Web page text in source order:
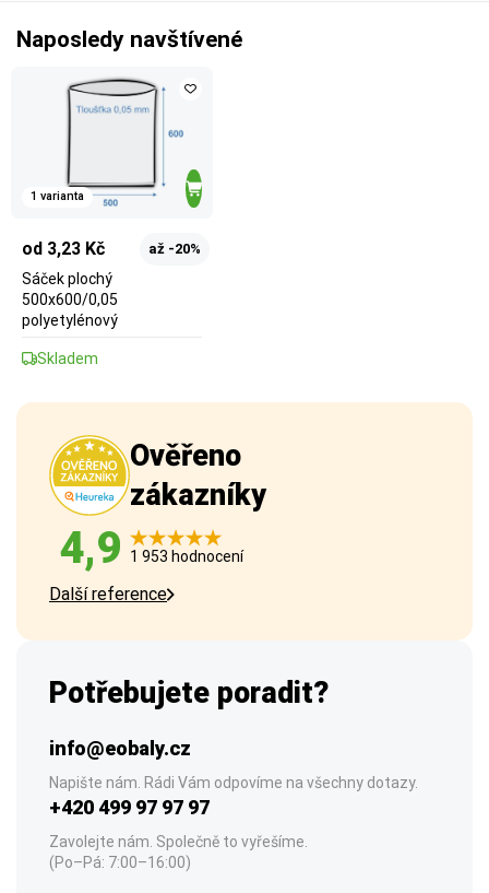
Naposledy navštívené
1 varianta
od 3,23 Kč až -20%
Sáček plochý
500x600/0,05
polyetylénový
Skladem
Ověřeno
zákazníky
4,9 1 953 hodnocení
Další reference
Potřebujete poradit?
info@eobaly.cz
Napište nám. Rádi Vám odpovíme na všechny dotazy.
+420 499 97 97 97
Zavolejte nám. Společně to vyřešíme.
(Po–Pá: 7:00–16:00)